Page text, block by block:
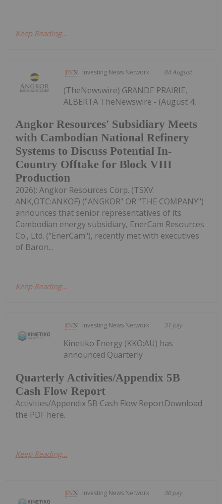
Keep Reading...
Investing News Network 04 August
Angkor Resources' Subsidiary Meets
with Cambodian National Refinery
Systems to Discuss Potential In-
Country Offtake for Block VIII
Production
(TheNewswire) GRANDE PRAIRIE,
ALBERTA TheNewswire - (August 4,
2026): Angkor Resources Corp. (TSXV:
ANK,OTC:ANKOF) ("ANGKOR" OR "THE COMPANY")
announces that senior representatives of its
Cambodian energy subsidiary, EnerCam Resources
Co., Ltd. ("EnerCam"), recently met with executives
of Baron...
Keep Reading...
Investing News Network 31 July
Quarterly Activities/Appendix 5B
Cash Flow Report
Kinetiko Energy (KKO:AU) has
announced Quarterly
Activities/Appendix 5B Cash Flow ReportDownload
the PDF here.
Keep Reading...
Investing News Network 30 July